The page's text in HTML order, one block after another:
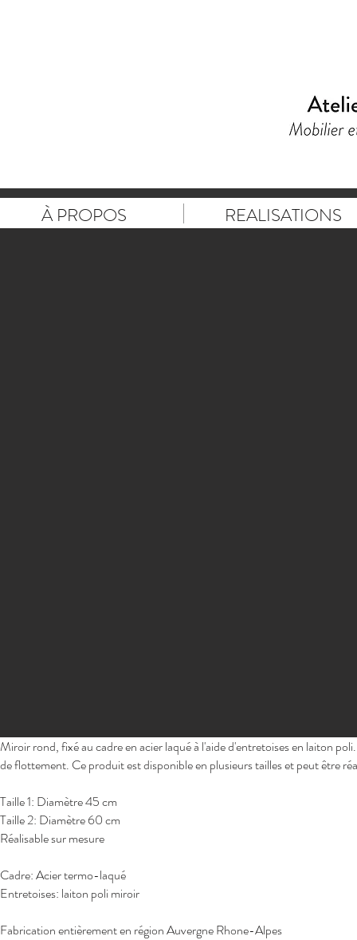
À PROPOS REALISATIONS
Miroir rond, fixé au cadre en acier laqué à l'aide d'entretoises en laiton
de flottement. Ce produit est disponible en plusieurs tailles et peut être
Taille 1: Diamètre 45 cm
Taille 2: Diamètre 60 cm
Réalisable sur mesure
Cadre: Acier termo-laqué
Entretoises: laiton poli miroir
Fabrication entièrement en région Auvergne Rhone-Alpes